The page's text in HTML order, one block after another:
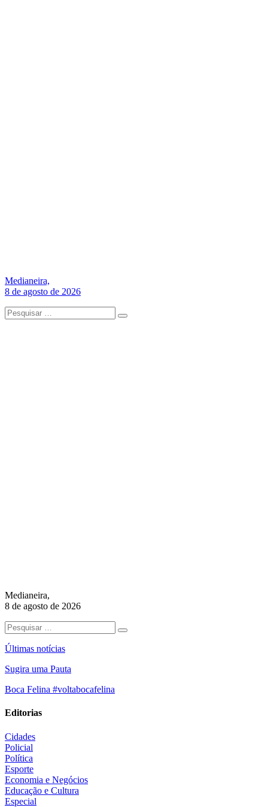
Medianeira,
8 de agosto de 2026
Medianeira,
8 de agosto de 2026
Últimas notícias
Sugira uma Pauta
Boca Felina #voltabocafelina
Editorias
Cidades
Policial
Política
Esporte
Economia e Negócios
Educação e Cultura
Especial